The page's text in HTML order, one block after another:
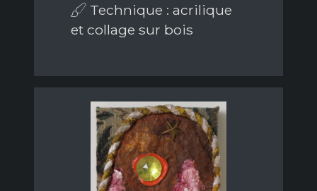
Technique : acrilique
et collage sur bois